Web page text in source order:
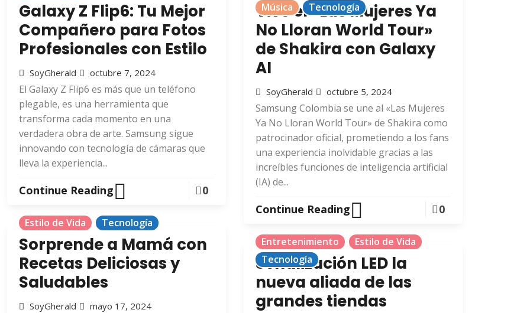
Galaxy Z Flip6: Tu Mejor
Compañero para Fotos
Profesionales con Estilo
SoyGherald octubre 7, 2024
El Galaxy Z Flip6 es más que un teléfono
plegable, es una herramienta que
transforma cada momento en una
verdadera obra de arte. Samsung sigue
innovando con tecnología de cámaras que
lleva la experiencia...
Continue Reading 0
Música
Tecnología
Vive el «Las Mujeres Ya
No Lloran World Tour»
de Shakira con Galaxy
AI
SoyGherald octubre 5, 2024
Samsung Colombia se une al «Las Mujeres
Ya No Lloran World Tour» de Shakira como
patrocinador oficial, prometiendo a los fans
una experiencia inolvidable gracias a las
increíbles funciones de inteligencia artificial
(IA) de...
Continue Reading 0
Estilo de Vida Tecnología
Sorprende a Mamá con
Recetas Deliciosas y
Saludables
SoyGherald mayo 17, 2024
Entretenimiento
Estilo de Vida
Tecnología
Señalización LED la
nueva aliada de las
grandes tiendas